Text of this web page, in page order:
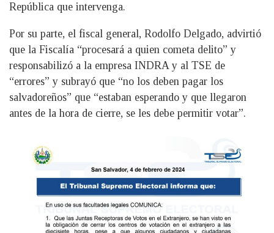
República que intervenga.
Por su parte, el fiscal general, Rodolfo Delgado, advirtió
que la Fiscalía “procesará a quien cometa delito” y
responsabilizó a la empresa INDRA y al TSE de
“errores” y subrayó que “no los deben pagar los
salvadoreños” que “estaban esperando y que llegaron
antes de la hora de cierre, se les debe permitir votar”.